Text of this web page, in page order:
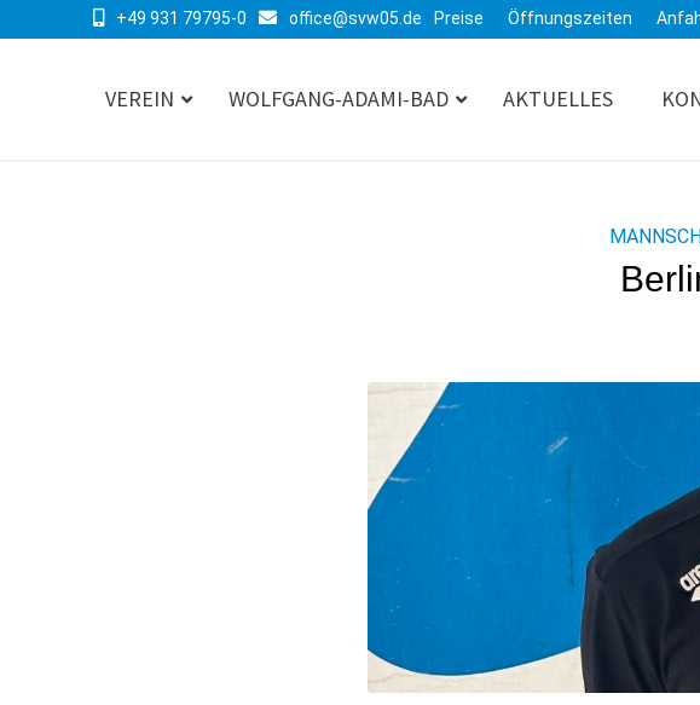
+49 931 79795-0 office@svw05.de Preise Öffnungszeiten
VEREIN WOLFGANG-ADAMI-BAD AKTUELLES